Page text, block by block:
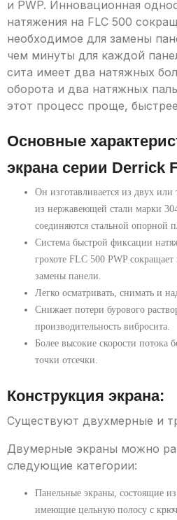
и PWP. Инновационная
натяжения на FLC 500
необходимое для замены
чем минуты для каждой
сита имеет два натяжных
оборота и два натяжных
этот процесс проще,
Основные
экрана серии Derrick
Он изготавливается из двух или
из нержавеющей стали марки
соединяются стальной опорной
Система быстрой фиксации
грохоте FLC 500 PWP
замены панели.
Легко осматривать, снимать и
Снижает потери бурового
производительность вибросита.
Более высокие скорости потока
точки отсечки.
Конструкция экрана:
Существуют двухмерные и
Двумерные экраны можно
следующие категории:
Панельные экраны, состоящие
имеющие цельную полосу с